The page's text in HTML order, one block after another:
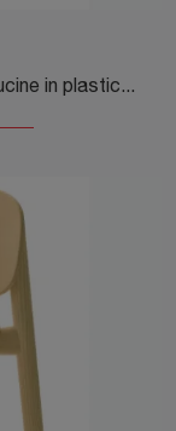
Con questa sedia Young SG Veneta Cucine in plastica, una tra le nostre sedute sgabelli moderne, potrai arricchire i tuoi locali.